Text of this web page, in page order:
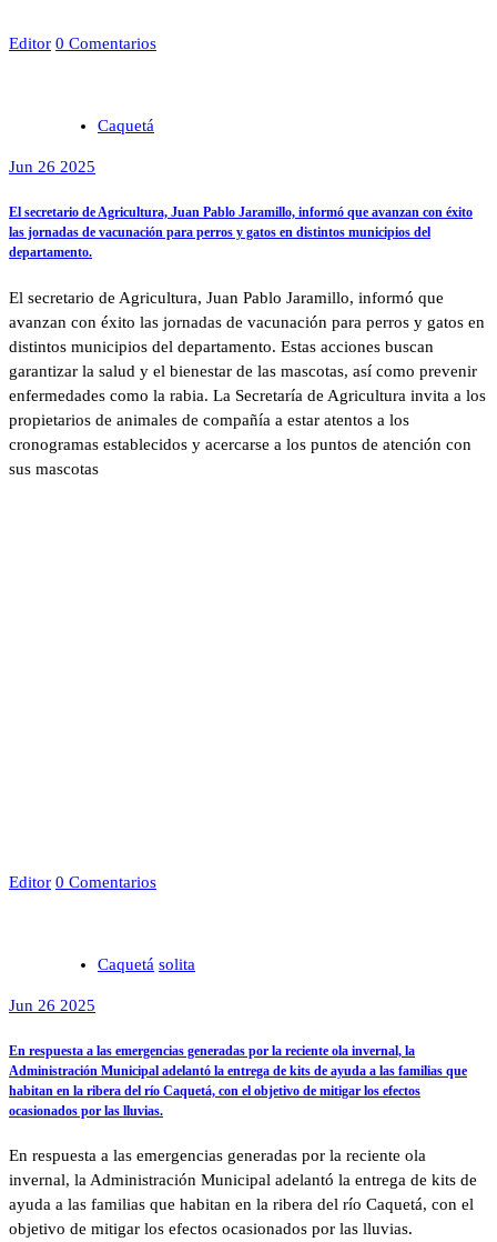
Editor 0 Comentarios
Caquetá
Jun 26 2025
El secretario de Agricultura, Juan Pablo Jaramillo, informó que avanzan con éxito
las jornadas de vacunación para perros y gatos en distintos municipios del
departamento.
El secretario de Agricultura, Juan Pablo Jaramillo, informó que
avanzan con éxito las jornadas de vacunación para perros y gatos en
distintos municipios del departamento. Estas acciones buscan
garantizar la salud y el bienestar de las mascotas, así como prevenir
enfermedades como la rabia. La Secretaría de Agricultura invita a los
propietarios de animales de compañía a estar atentos a los
cronogramas establecidos y acercarse a los puntos de atención con
sus mascotas
Editor 0 Comentarios
Caquetá solita
Jun 26 2025
En respuesta a las emergencias generadas por la reciente ola invernal, la
Administración Municipal adelantó la entrega de kits de ayuda a las familias que
habitan en la ribera del río Caquetá, con el objetivo de mitigar los efectos
ocasionados por las lluvias.
En respuesta a las emergencias generadas por la reciente ola
invernal, la Administración Municipal adelantó la entrega de kits de
ayuda a las familias que habitan en la ribera del río Caquetá, con el
objetivo de mitigar los efectos ocasionados por las lluvias.